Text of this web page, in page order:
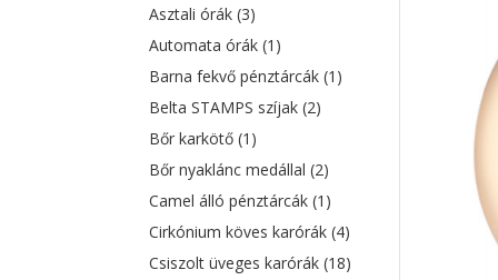
Asztali órák(3)
Automata órák(1)
Barna fekvő pénztárcák(1)
Belta STAMPS szíjak(2)
Bőr karkötő(1)
Bőr nyaklánc medállal(2)
Camel álló pénztárcák(1)
Cirkónium köves karórák(4)
Csiszolt üveges karórák(18)